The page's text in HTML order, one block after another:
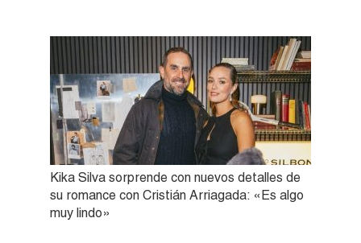
Kika Silva sorprende con nuevos detalles de
su romance con Cristián Arriagada: «Es algo
muy lindo»